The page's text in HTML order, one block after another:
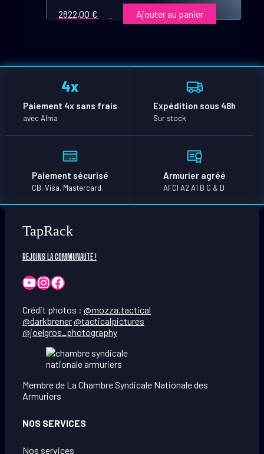
2822,00 € Ajouter au panier
Paiement 4x sans frais
avec Alma
Expédition sous 48h
Sur stock
Paiement sécurisé
CB, Visa, Mastercard
Armurier agréé
AFCI A2 A1 B C & D
TapRack
REJOINS LA COMMUNAUTÉ !
YouTube
Instagram
Facebook
Crédit photos : @mozza.tactical
@darkbrener@tacticalpictures
@joelgros_photography
Membre de La Chambre Syndicale Nationale des
Armuriers
NOS SERVICES
Nos services